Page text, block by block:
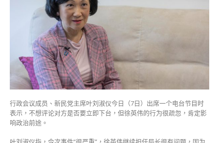
淑
仪：
行
为
忽
或
影
行政会议成员、新民党主席叶刘淑仪今日（7日）出席一个电台节目时
表示，不想评论对方是否要立即下台，但徐英伟的行为很疏忽，肯定影
响政治前途。